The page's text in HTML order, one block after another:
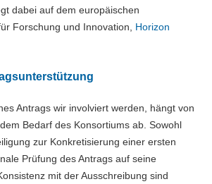
dabei auf dem europäischen
Forschung und Innovation, Horizon
Antrags wir involviert werden, hängt von
Bedarf des Konsortiums ab. Sowohl
zur Konkretisierung einer ersten
Prüfung des Antrags auf seine
mit der Ausschreibung sind